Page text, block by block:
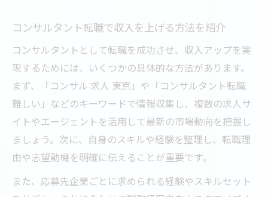
コンサルタント転職で収入を上げる方法を紹介
コンサルタントとして転職を成功させ、収入アップを実
現するためには、いくつかの具体的な方法があります。
まず、「コンサル 求人 東京」や「コンサルタント転職
難しい」などのキーワードで情報収集し、複数の求人サ
イトやエージェントを活用して最新の市場動向を把握し
ましょう。次に、自身のスキルや経験を整理し、転職理
由や志望動機を明確に伝えることが重要です。
また、応募先企業ごとに求められる経験やスキルセット